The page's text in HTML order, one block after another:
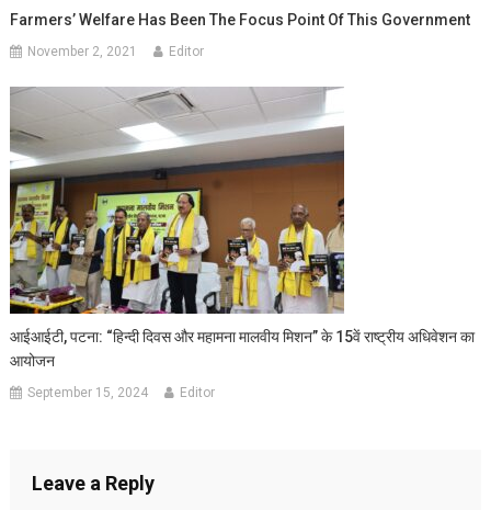
Farmers’ Welfare Has Been The Focus Point Of This Government
November 2, 2021 Editor
आईआईटी, पटना: “हिन्दी दिवस और महामना मालवीय मिशन” के 15वें राष्ट्रीय अधिवेशन का
आयोजन
September 15, 2024 Editor
Leave a Reply